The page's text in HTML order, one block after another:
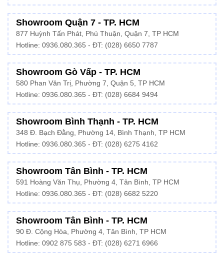
Showroom Quận 7 - TP. HCM
877 Huỳnh Tấn Phát, Phú Thuận, Quận 7, TP HCM
Hotline: 0936.080.365 - ĐT: (028) 6650 7787
Showroom Gò Vấp - TP. HCM
580 Phan Văn Trị, Phường 7, Quận 5, TP HCM
Hotline: 0936.080.365 - ĐT: (028) 6684 9494
Showroom Bình Thạnh - TP. HCM
348 Đ. Bạch Đằng, Phường 14, Bình Thạnh, TP HCM
Hotline: 0936.080.365 - ĐT: (028) 6275 4162
Showroom Tân Bình - TP. HCM
591 Hoàng Văn Thụ, Phường 4, Tân Bình, TP HCM
Hotline: 0936.080.365 - ĐT: (028) 6682 5220
Showroom Tân Bình - TP. HCM
90 Đ. Cộng Hòa, Phường 4, Tân Bình, TP HCM
Hotline: 0902 875 583 - ĐT: (028) 6271 6966